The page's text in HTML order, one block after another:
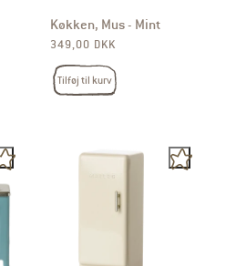
Køkken, Mus - Mint
Normalpris
349,00 DKK
Tilføj til kurv